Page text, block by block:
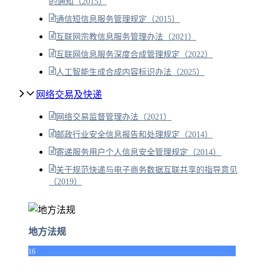
通信短信息服务管理规定（2015）
互联网宗教信息服务管理办法（2021）
互联网信息服务深度合成管理规定（2022）
人工智能生成合成内容标识办法（2025）
网络交易及快递
网络交易监督管理办法（2021）
邮政行业安全信息报告和处理规定（2014）
寄递服务用户个人信息安全管理规定（2014）
关于规范快递与电子商务数据互联共享的指导意见
（2019）
地方法规
16